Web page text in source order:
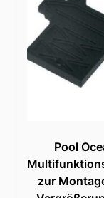
Pool
zur